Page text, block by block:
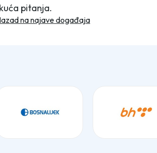
pitanja.
na najave događaja